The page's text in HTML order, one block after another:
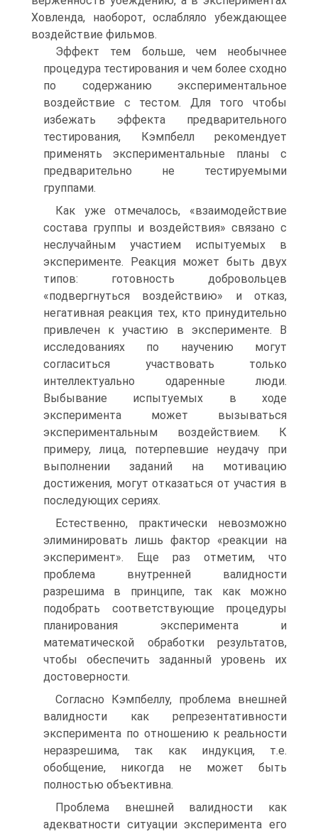
Ховленда, наоборот, ослабляло убеж­дающее
воздействие фильмов.
Эффект тем больше, чем необычнее
процедура тестирования и чем более сходно
по содержанию экспериментальное
воздействие с тестом. Для того чтобы
избежать эффекта предварительного
тестирования, Кэмпбелл рекомендует
применять экспе­риментальные планы с
предварительно не тестируемыми
группами.
Как уже отмечалось, «взаимодействие
состава группы и воздействия» связано с
неслучайным участием испытуемых в
эксперименте. Реакция может быть двух
ти­пов: готовность добровольцев
«подвергнуться воздействию» и отказ,
негативная ре­акция тех, кто принудительно
привлечен к участию в эксперименте. В
исследовани­ях по научению могут
согласиться участвовать только
интеллектуально одаренные люди.
Выбывание испытуемых в ходе
эксперимента может вызываться
эксперимен­тальным воздействием. К
примеру, лица, потерпевшие неудачу при
выполнении за­даний на мотивацию
достижения, могут отказаться от участия в
последующих сериях.
Естественно, практически невозможно
элиминировать лишь фактор «реакции на
эксперимент». Еще раз отметим, что
проблема внутренней валидности
разрешима в принципе, так как можно
подобрать соответствующие процедуры
планирования экс­перимента и
математической обработки результатов,
чтобы обеспечить заданный уровень их
достоверности.
Согласно Кэмпбеллу, проблема внешней
валидности как репрезентативности
эксперимента по отношению к реальности
неразрешима, так как индукция, т.е.
обобщение, никогда не может быть
полностью объективна.
Проблема внешней валидности как
адекватности ситуации эксперимента его